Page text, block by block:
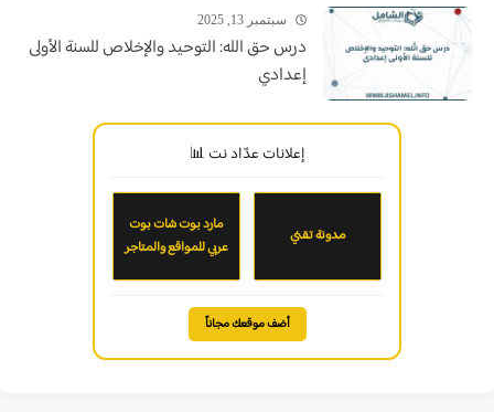
سبتمبر 13, 2025
درس حق الله: التوحيد والإخلاص للسنة الأولى
إعدادي
إعلانات عدّاد نت 📊
مدونة تقني
مارد بوت شات بوت
عربي للمواقع والمتاجر
أضف موقعك مجاناً